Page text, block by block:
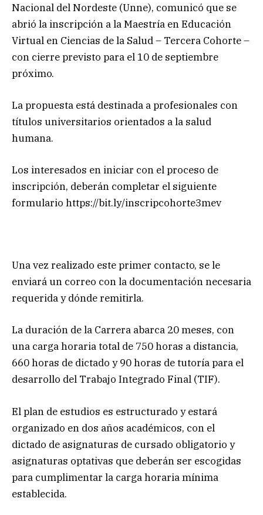
Nacional del Nordeste (Unne), comunicó que se
abrió la inscripción a la Maestría en Educación
Virtual en Ciencias de la Salud – Tercera Cohorte –
con cierre previsto para el 10 de septiembre
próximo.
La propuesta está destinada a profesionales con
títulos universitarios orientados a la salud
humana.
Los interesados en iniciar con el proceso de
inscripción, deberán completar el siguiente
formulario https://bit.ly/inscripcohorte3mev
Una vez realizado este primer contacto, se le
enviará un correo con la documentación necesaria
requerida y dónde remitirla.
La duración de la Carrera abarca 20 meses, con
una carga horaria total de 750 horas a distancia,
660 horas de dictado y 90 horas de tutoría para el
desarrollo del Trabajo Integrado Final (TIF).
El plan de estudios es estructurado y estará
organizado en dos años académicos, con el
dictado de asignaturas de cursado obligatorio y
asignaturas optativas que deberán ser escogidas
para cumplimentar la carga horaria mínima
establecida.